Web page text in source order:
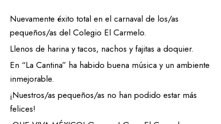
Nuevamente éxito total en el carnaval de los/as
pequeños/as del Colegio El Carmelo.
Llenos de harina y tacos, nachos y fajitas a doquier.
En “La Cantina” ha habido buena música y un ambiente
inmejorable.
¡Nuestros/as pequeños/as no han podido estar más
felices!